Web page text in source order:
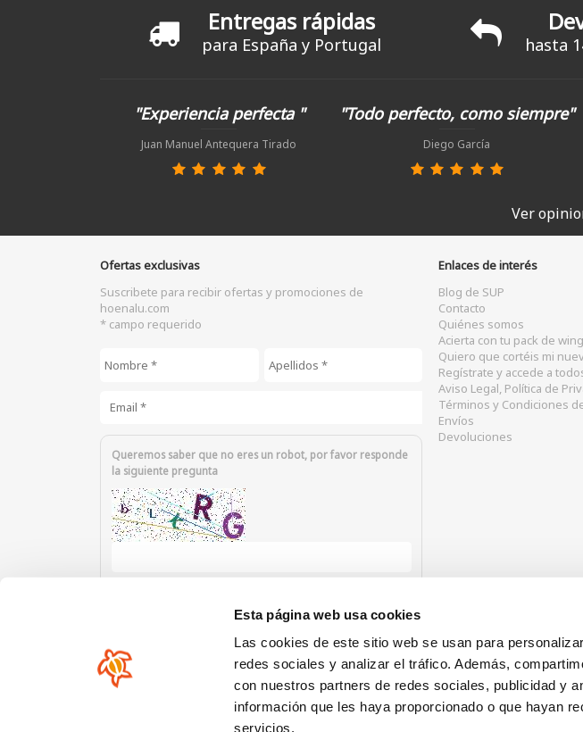
Esta página web usa cookies
Las cookies de este sitio web se usan para
redes sociales y analizar el tráfico. Además,
con nuestros partners de redes sociales, publicidad y
información que les haya proporcionado o que hayan
servicios.
Entregas rápidas
para España y Portugal hasta
"Experiencia perfecta "
Juan Manuel Antequera Tirado
"Todo perfecto, como siempre"
Diego García
Ver
Ofertas exclusivas
Suscribete para recibir ofertas y promociones de
hoenalu.com
* campo requerido
*
Queremos saber que no eres un robot, por favor responde
la siguiente pregunta
Enlaces de interés
Blog de SUP
Contacto
Quiénes somos
Acierta con tu pack de
Quiero que cortéis mi
Regístrate y accede a
Aviso Legal, Política de
Términos y Condiciones
Envíos
Devoluciones
Nuestras formas de pago